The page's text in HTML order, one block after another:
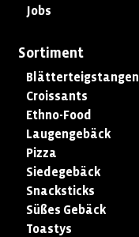
Jobs
Sortiment
Blätterteigstangen
Croissants
Ethno-Food
Laugengebäck
Pizza
Siedegebäck
Snacksticks
Süßes Gebäck
Toastys